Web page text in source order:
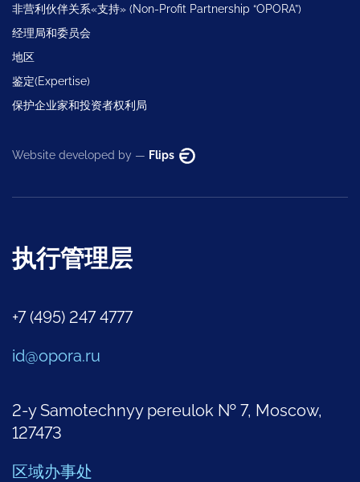
非营利伙伴关系«支持» (Non-Profit Partnership “OPORA”)
经理局和委员会
地区
鉴定(Expertise)
保护企业家和投资者权利局
Website developed by — Flips
执行管理层
+7 (495) 247 4777
id@opora.ru
2-y Samotechnyy pereulok № 7, Moscow,
127473
区域办事处